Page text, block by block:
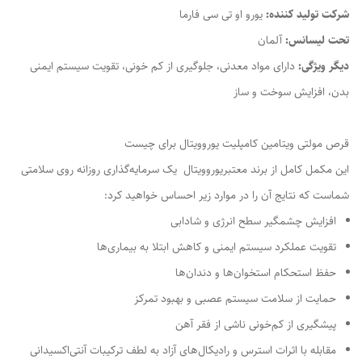
شرکت تولید کننده:یورو او تی سی فارما
تحت لیسانس:آلمان
دیگر ویژگی‌:دارای مواد معدنی، جلوگیری از کم خونی، تقویت سیستم ایمنی
بدن، افزایش سوخت و ساز
قرص مولتی ویتامین کامپلیت یوروویتال برای چیست
این مکمل کامل از برند معتبریوروویتال یک سرمایه‌گذاری روزانه روی سلامتی
شماست که نتایج آن را در موارد زیر احساس خواهید کرد:
افزایش چشمگیر سطح انرژی و شادابی
تقویت عملکرد سیستم ایمنی و کاهش ابتلا به بیماری‌ها
حفظ استحکام استخوان‌ها و دندان‌ها
حمایت از سلامت سیستم عصبی و بهبود تمرکز
پیشگیری از کم‌خونی ناشی از فقر آهن
مقابله با اثرات استرس و رادیکال‌های آزاد به لطف ترکیبات آنتی‌اکسیدانی